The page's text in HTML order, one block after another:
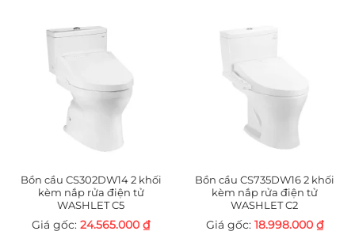
Bồn cầu CS302DW14 2 khối
kèm nắp rửa điện tử
WASHLET C5
24.565.000 ₫
Bồn cầu CS735DW16 2 khối
kèm nắp rửa điện tử
WASHLET C2
18.998.000 ₫